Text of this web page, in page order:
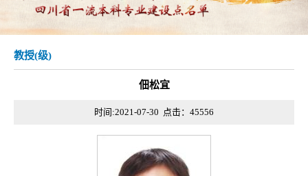
教授(级)
佃松宜
时间:2021-07-30 点击： 45556